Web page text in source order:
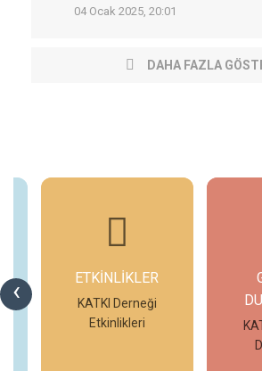
04 Ocak 2025, 20:01
DAHA FAZLA
‹ ETKİNLİKLER
KATKI Derneği
Etkinlikleri